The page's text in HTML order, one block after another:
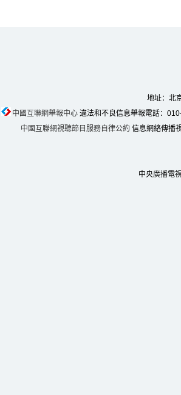
地址：北
中國互聯網舉報中心違法和不良信息舉報電話：
中國互聯網視聽節目服務自律公約 信息網絡傳播
中央廣播電